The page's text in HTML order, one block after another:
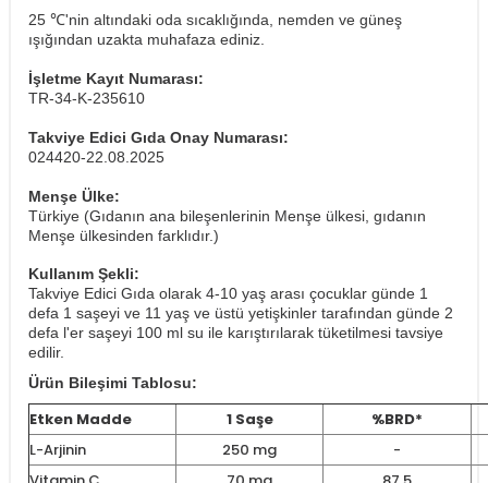
25 ℃'nin altındaki oda sıcaklığında, nemden ve güneş
ışığından uzakta muhafaza ediniz.
İşletme Kayıt Numarası:
TR-34-K-235610
Takviye Edici Gıda Onay Numarası:
024420-22.08.2025
Menşe Ülke:
Türkiye (Gıdanın ana bileşenlerinin Menşe ülkesi, gıdanın
Menşe ülkesinden farklıdır.)
Kullanım Şekli:
Takviye Edici Gıda olarak 4-10 yaş arası çocuklar günde 1
defa 1 saşeyi ve 11 yaş ve üstü yetişkinler tarafından günde 2
defa l'er saşeyi 100 ml su ile karıştırılarak tüketilmesi tavsiye
edilir.
Ürün Bileşimi Tablosu:
Etken Madde 1 Saşe
%BRD*
L-Arjinin
250 mg
-